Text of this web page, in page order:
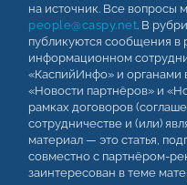
на источник. Все вопросы
people@caspy.net. В
публикуются сообщения в
информационном
«КаспийИнфо» и органами
«Новости партнёров» и
рамках договоров
сотрудничестве и (или)
материал — это статья,
совместно с партнёром-
заинтересован в теме